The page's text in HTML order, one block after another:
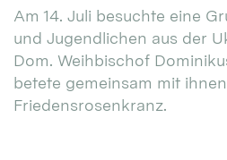
Am 14. Juli besuchte eine
und Jugendlichen aus der
Dom. Weihbischof
betete gemeinsam mit
Friedensrosenkranz.